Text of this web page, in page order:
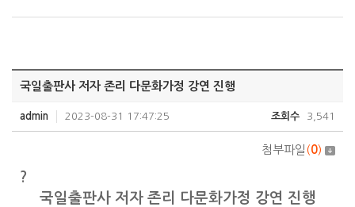
국일출판사 저자 존리 다문화가정 강연 진행
admin 2023-08-31 17:47:25 조회수 3,541
첨부파일 (0)
?
국일출판사 저자 존리 다문화가정 강연 진행